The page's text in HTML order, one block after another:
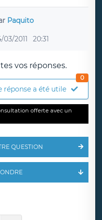
Paquito
03/2011 20:31
vos réponses.
réponse a été utile
0
offerte avec un
QUESTION